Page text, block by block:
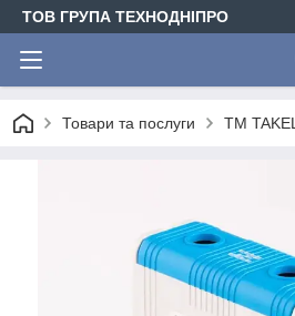
ТОВ ГРУПА ТЕХНОДНІПРО
Товари та послуги TM TAKEL